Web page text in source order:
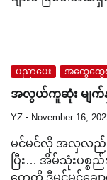
ပညာပေး အထွေထွ
အလွယ်ကူဆုံး မျက်နှ
YZ November 16,
မင်မင်လို အလှလည်
ပြီး… အိမ်သုံးပစ္စ
တွေကို ဒီမင်မင်ချ